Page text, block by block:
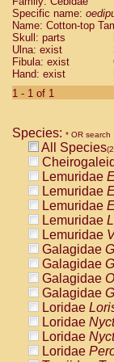
Cebidae
Cebidae
Cebidae
Cebidae
Cebidae
Cebidae
Cebidae
Cebidae
Cebidae
Cebidae
Cebidae
Cebidae
Atelidae
Atelidae
Atelidae
Atelidae
Atelidae
Atelidae
Atelidae
Atelidae
Atelidae
Atelidae
Pitheciidae
Specific name:
Name: Cotton-top
Skull: parts
Ulna: exist
Fibula: exist
Hand: exist
1 - 1 of 1
Species: * OR search
All Species
Lemuridae
Lemuridae
Lemuridae
Lemuridae
Lemuridae
Galagidae
Galagidae
Galagidae
Galagidae
Loridae
Loridae
Loridae
Loridae